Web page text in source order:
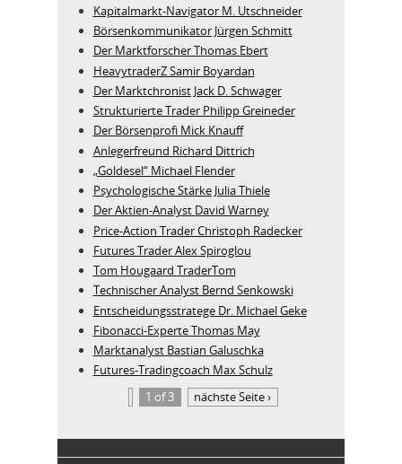
Kapitalmarkt-Navigator M. Utschneider
Börsenkommunikator Jürgen Schmitt
Der Marktforscher Thomas Ebert
HeavytraderZ Samir Boyardan
Der Marktchronist Jack D. Schwager
Strukturierte Trader Philipp Greineder
Der Börsenprofi Mick Knauff
Anlegerfreund Richard Dittrich
„Goldesel“ Michael Flender
Psychologische Stärke Julia Thiele
Der Aktien-Analyst David Warney
Price-Action Trader Christoph Radecker
Futures Trader Alex Spiroglou
Tom Hougaard TraderTom
Technischer Analyst Bernd Senkowski
Entscheidungsstratege Dr. Michael Geke
Fibonacci-Experte Thomas May
Marktanalyst Bastian Galuschka
Futures-Tradingcoach Max Schulz
1 of 3
nächste Seite ›